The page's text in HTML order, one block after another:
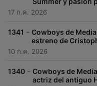
17 ก.ค. 2026
1341 - Cowboys de
estreno de
10 ก.ค. 2026
1340 - Cowboys de
actriz del antiguo